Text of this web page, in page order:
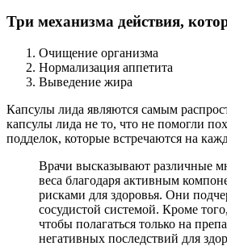
Три механизма действия,
Очищение организма
Нормализация аппетита
Выведение жира
Капсулы лида являются самым
капсулы лида не то, что не помогли
подделок, которые встречаются на
Врачи высказывают различные
веса благодаря активным
рисками для здоровья. Они
сосудистой системой. Кроме
чтобы полагаться только на
негативных последствий для